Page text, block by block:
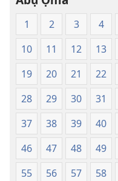
1 2 3 4
10
11 12 13
19
20 21 22
28
29 30 31
37
38 39 40
46
47 48 49
55
56 57 58